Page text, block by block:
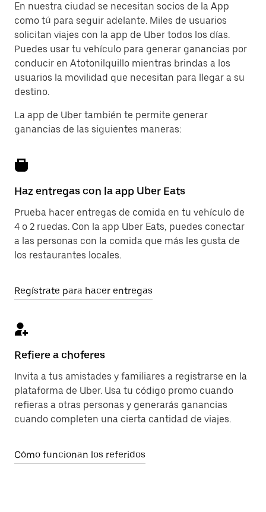
En nuestra ciudad se necesitan socios de la App
como tú para seguir adelante. Miles de usuarios
solicitan viajes con la app de Uber todos los días.
Puedes usar tu vehículo para generar ganancias por
conducir en Atotonilquillo mientras brindas a los
usuarios la movilidad que necesitan para llegar a su
destino.
La app de Uber también te permite generar
ganancias de las siguientes maneras:
Haz entregas con la app Uber Eats
Prueba hacer entregas de comida en tu vehículo de
4 o 2 ruedas. Con la app Uber Eats, puedes conectar
a las personas con la comida que más les gusta de
los restaurantes locales.
Regístrate para hacer entregas
Refiere a choferes
Invita a tus amistades y familiares a registrarse en la
plataforma de Uber. Usa tu código promo cuando
refieras a otras personas y generarás ganancias
cuando completen una cierta cantidad de viajes.
Cómo funcionan los referidos